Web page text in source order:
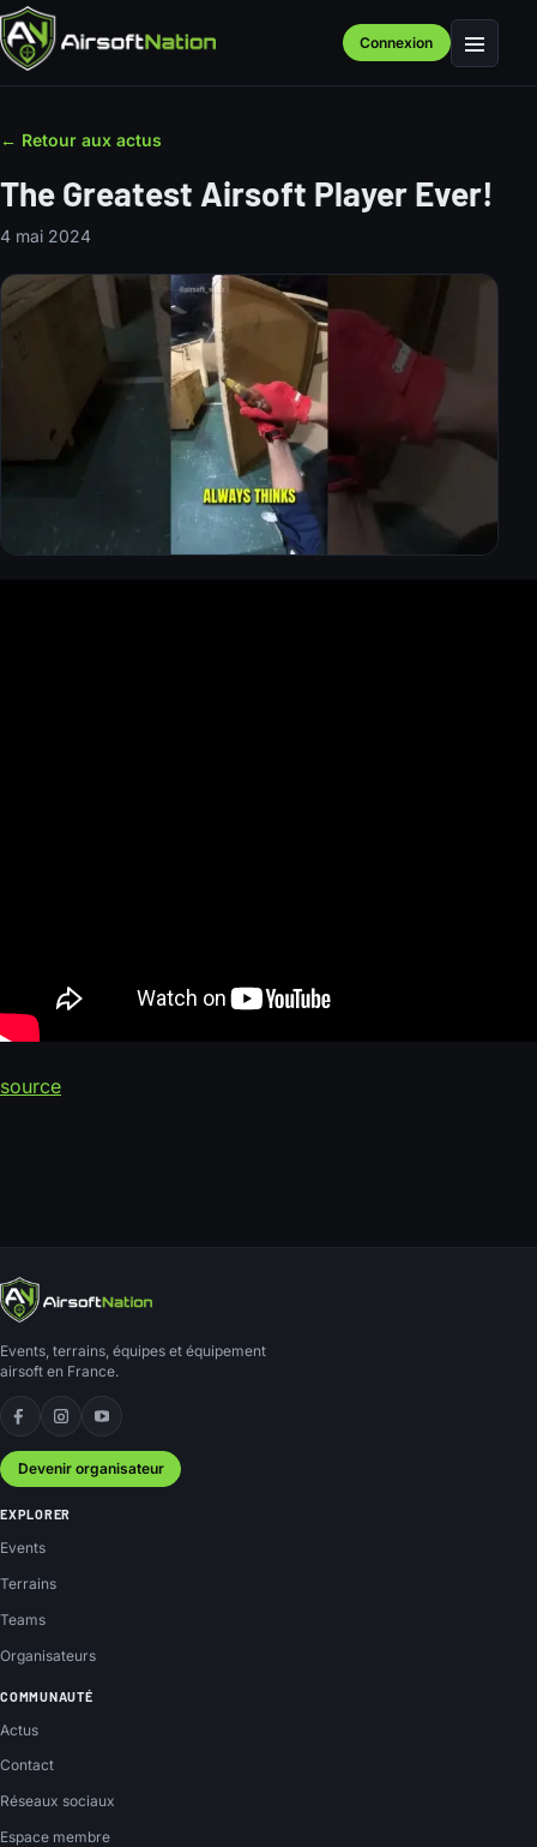
Connexion Menu
← Retour aux actus
The Greatest Airsoft Player Ever!
4 mai 2024
source
Events, terrains, équipes et équipement
airsoft en France.
Facebook
Instagram
YouTube
Devenir organisateur
EXPLORER
Events
Terrains
Teams
Organisateurs
COMMUNAUTÉ
Actus
Contact
Réseaux sociaux
Espace membre